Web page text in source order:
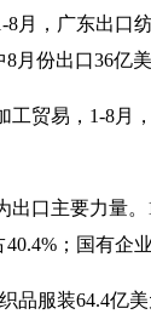
8月，广东出口
月份出口36亿
工贸易，1-8月
出口主要力量
；国有企
品服装64.4亿